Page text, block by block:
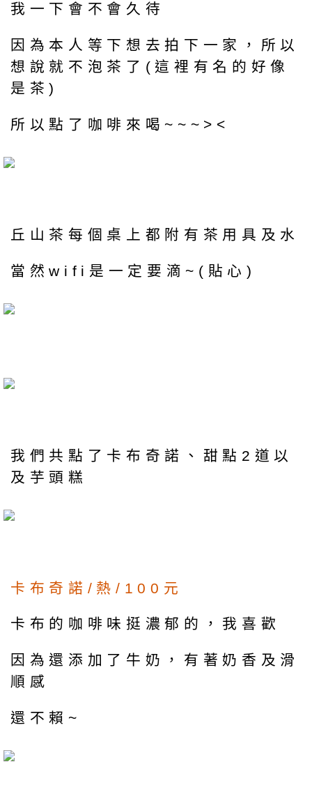
我一下會不會久待
因為本人等下想去拍下一家，所以
想說就不泡茶了(這裡有名的好像
是茶)
所以點了咖啡來喝~~~><
丘山茶每個桌上都附有茶用具及水
當然wifi是一定要滴~(貼心)
我們共點了卡布奇諾、甜點2道以
及芋頭糕
卡布奇諾/熱/100元
卡布的咖啡味挺濃郁的，我喜歡
因為還添加了牛奶，有著奶香及滑
順感
還不賴~